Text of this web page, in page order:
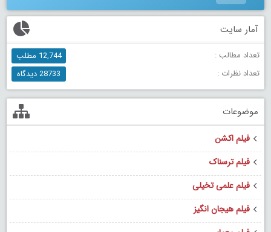
آمار سایت
تعداد مطالب :
12,744 مطلب
تعداد نظرات :
28733 دیدگاه
موضوعات
فیلم اکشن
فیلم ترسناک
فیلم علمی تخیلی
فیلم هیجان انگیز